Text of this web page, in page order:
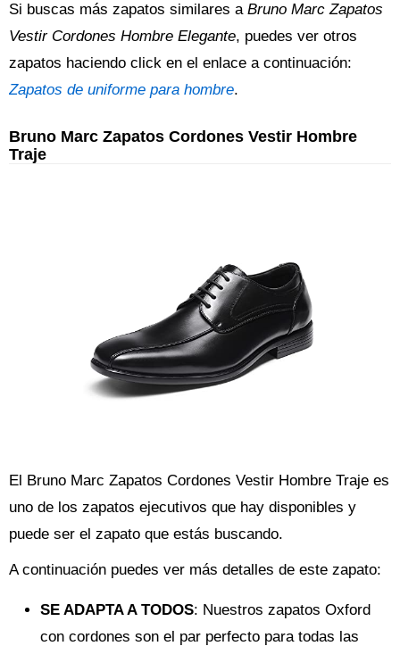
Si buscas más zapatos similares a Bruno Marc Zapatos
Vestir Cordones Hombre Elegante, puedes ver otros
zapatos haciendo click en el enlace a continuación:
Zapatos de uniforme para hombre.
Bruno Marc Zapatos Cordones Vestir Hombre
Traje
El Bruno Marc Zapatos Cordones Vestir Hombre Traje es
uno de los zapatos ejecutivos que hay disponibles y
puede ser el zapato que estás buscando.
A continuación puedes ver más detalles de este zapato:
SE ADAPTA A TODOS: Nuestros zapatos Oxford
con cordones son el par perfecto para todas las